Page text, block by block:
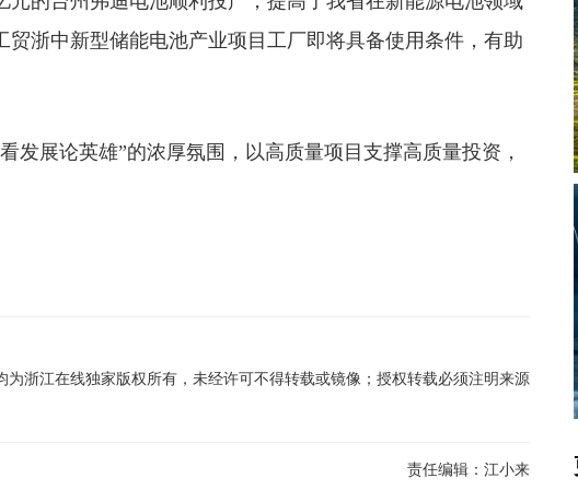
贸浙中新型储能电池产业项目工厂即将具备使用条件，有助
展论英雄”的浓厚氛围，以高质量项目支撑高质量投资，
浙江在线独家版权所有，未经许可不得转载或镜像；授权转载必须注明来源
责任编辑： 江小来